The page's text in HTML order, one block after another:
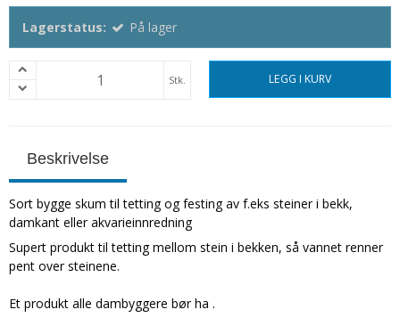
Lagerstatus: På lager
Stk. LEGG I KURV
Beskrivelse
Sort bygge skum til tetting og festing av f.eks steiner i bekk,
damkant eller akvarieinnredning
Supert produkt til tetting mellom stein i bekken, så vannet renner
pent over steinene.
Et produkt alle dambyggere bør ha .